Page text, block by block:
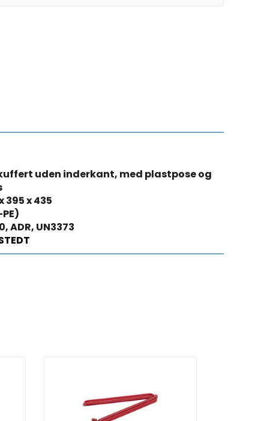
uden inderkant, med plastpose og
395 x 435
ADR, UN3373